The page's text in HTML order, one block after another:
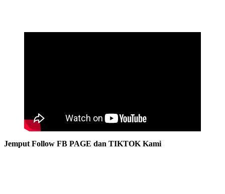
Jemput Follow FB PAGE dan TIKTOK Kami